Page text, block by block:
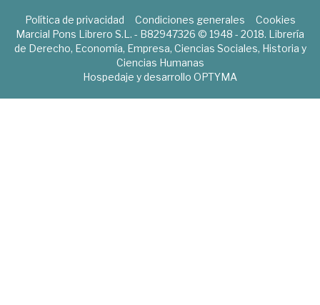
Política de privacidad Condiciones generales
Cookies
Marcial Pons Librero S.L. - B82947326 © 1948 - 2018. Librería
de Derecho, Economía, Empresa, Ciencias Sociales, Historia y
Ciencias Humanas
Hospedaje y desarrollo OPTYMA